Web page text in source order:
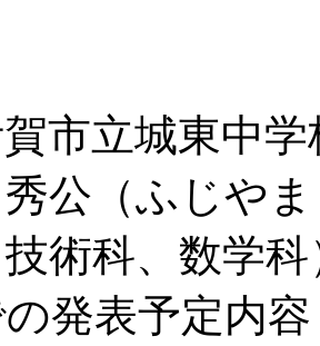
市立城東中学
公（ふじや
術科、数学科
発表予定内